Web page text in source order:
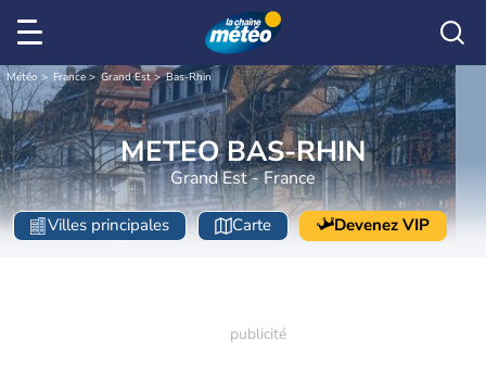
Météo France Grand Est Bas-Rhin
METEO BAS-RHIN
Grand Est - France
Villes principales Carte Devenez VIP